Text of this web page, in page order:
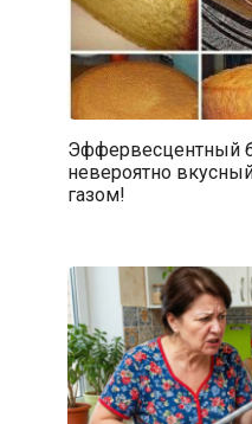
Эффервесцентный
невероятно
газом!